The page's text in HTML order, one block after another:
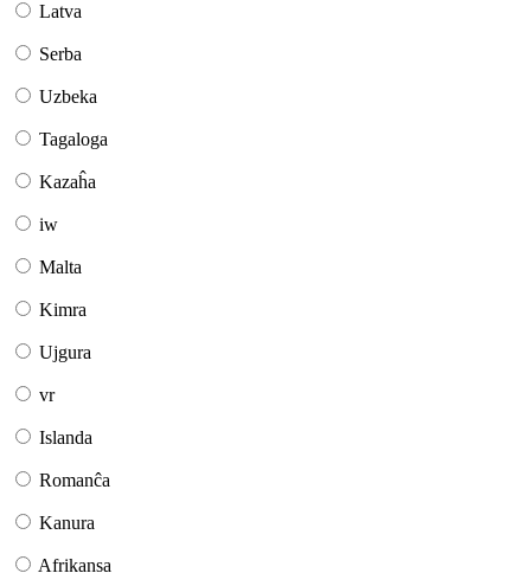
Latva
Serba
Uzbeka
Tagaloga
Kazaĥa
iw
Malta
Kimra
Ujgura
vr
Islanda
Romanĉa
Kanura
Afrikansa